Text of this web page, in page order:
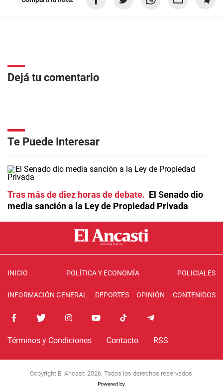
Dejá tu comentario
Te Puede Interesar
Tras más de diez horas de debate
El Senado dio
media sanción a la Ley de Propiedad Privada
INICIO POLÍTICA Y ECONOMÍA POLICIALES
INFORMACIÓN GENERAL DEPORTES OPINIÓN CONTENIDOS
Términos y Condiciones Contacto RSS
Copyright El Ancasti 2026. Todos los derechos reservados.